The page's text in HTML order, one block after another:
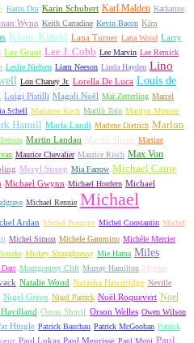
Karin Dor Karin Schubert Karl Malden Katharine
Wynn Keith Carradine Kevin Bacon Kim
Klaus Kinski Lana Turner Lana Wood Larry
Lee Grant Lee J. Cobb Lee Marvin Lee Remick
Leslie Nielsen Liam Neeson Linda Hayden Lino
Lon Chaney Jr. Lorella De Luca Louis de
Luigi Pistilli Magali Noël Mai Zetterling Marcel
Schell Marianne Koch Marilù Tolo Marilyn Monroe
Hamill Marla Landi Marlene Dietrich Marlon
Martin Landau Martin Sheen Martine
Maurice Chevalier Maurice Risch Max Von
Meryl Streep Mia Farrow Michael Caine
Michael Gwynn Michael Hordern Michael
Michael Rennie Michael
Ardan Michel Bouquet Michel Constantin Michel
Michel Simon Michele Gammino Michèle Mercier
Mickey Shaughnessy Mie Hama Miles
Montgomery Clift Murray Hamilton Mylène
Natalie Wood Natasha Henstridge Neville
Nigel Green Nigel Patrick Noël Roquevert Noel
Omar Sharif Orson Welles Owen Wilson
Hingle Patrick Bauchau Patrick McGoohan Patrick
Paul Lukas Paul Meurisse Paul Muni Paul